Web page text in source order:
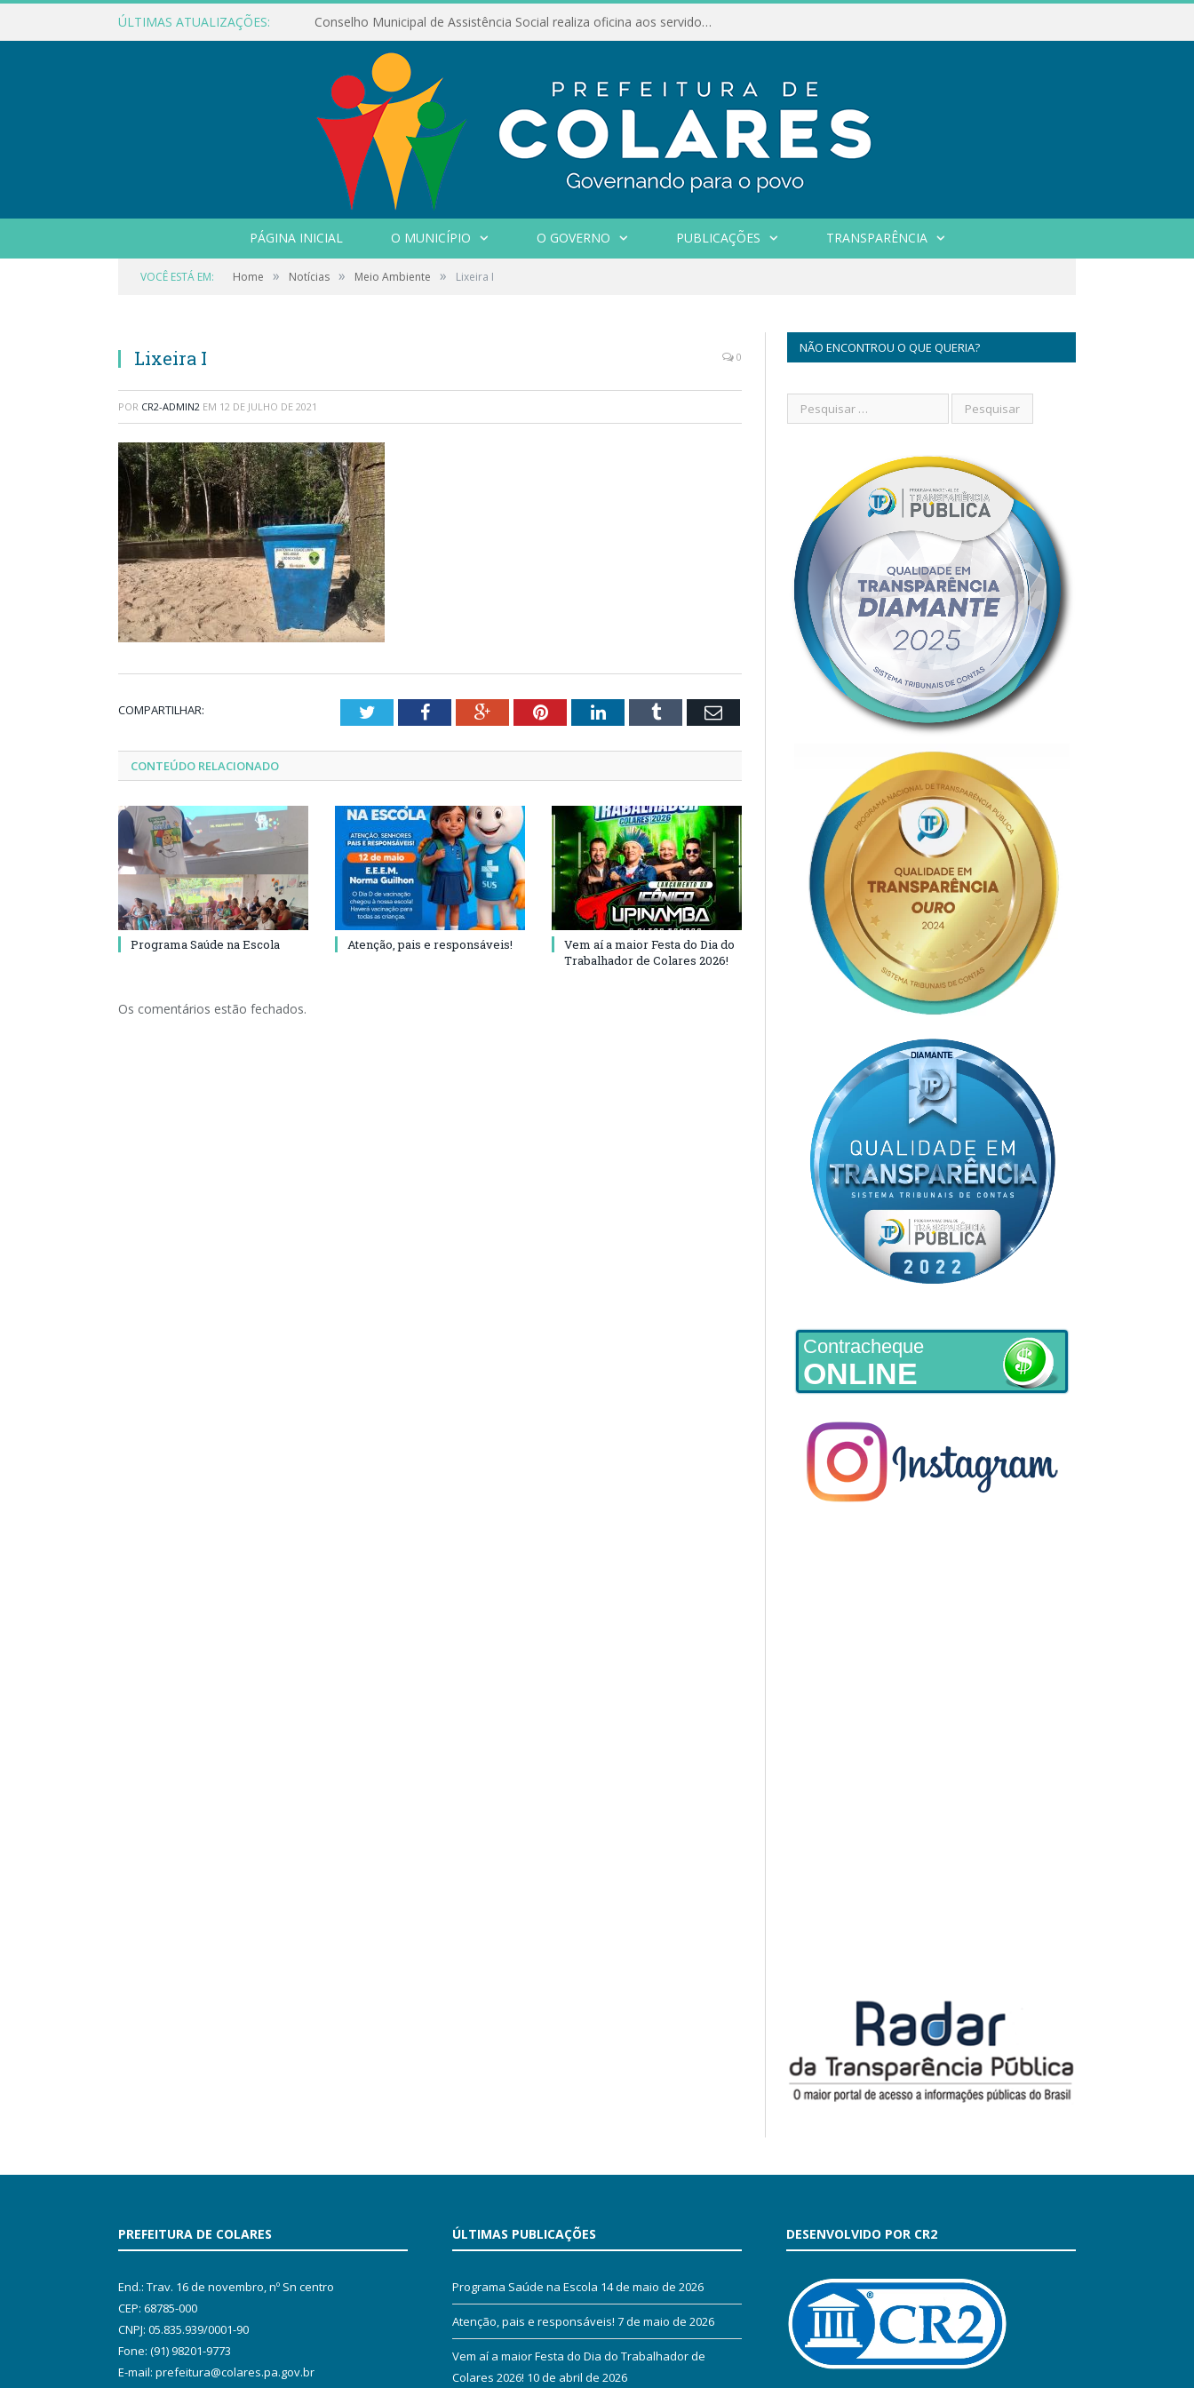
ÚLTIMAS ATUALIZAÇÕES: Conselho Municipal de Assistência Social realiza oficina aos servidores
PÁGINA INICIAL O MUNICÍPIO O GOVERNO PUBLICAÇÕES TRANSPARÊNCIA
VOCÊ ESTÁ EM: Home » Notícias » Meio Ambiente » Lixeira I
Lixeira I 0
POR CR2-ADMIN2 EM 12 DE JULHO DE 2021
COMPARTILHAR: TwitterFacebookGoogle+PinterestLinkedInTumblr Email
CONTEÚDO RELACIONADO
Programa Saúde na Escola Atenção, pais e responsáveis!
Vem aí a maior Festa do Dia do
Trabalhador de Colares 2026!
Os comentários estão fechados.
NÃO ENCONTROU O QUE QUERIA?
Contracheque
ONLINE
PREFEITURA DE COLARES
End.: Trav. 16 de novembro, nº Sn centro
CEP: 68785-000
CNPJ: 05.835.939/0001-90
Fone: (91) 98201-9773
E-mail: prefeitura@colares.pa.gov.br
ÚLTIMAS PUBLICAÇÕES
Programa Saúde na Escola 14 de maio de 2026
Atenção, pais e responsáveis! 7 de maio de 2026
Vem aí a maior Festa do Dia do Trabalhador de
Colares 2026! 10 de abril de 2026
DESENVOLVIDO POR CR2